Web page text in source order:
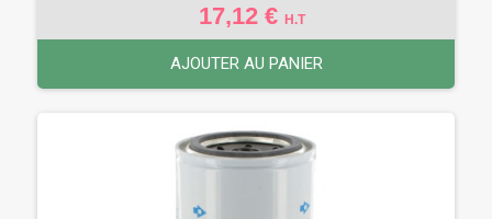
17,12 € H.T
AJOUTER AU PANIER